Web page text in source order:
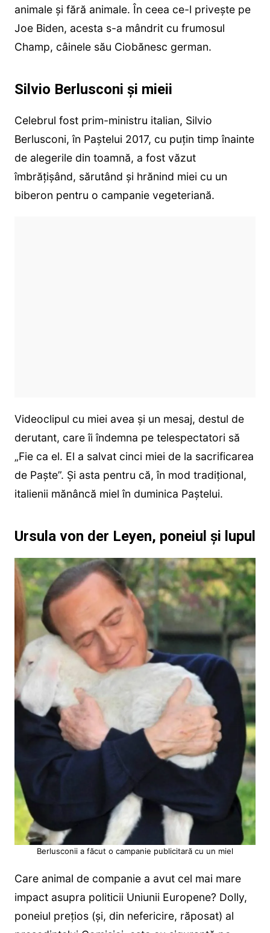
animale și fără animale. În ceea ce-l privește pe
Joe Biden, acesta s-a mândrit cu frumosul
Champ, câinele său Ciobănesc german.
Silvio Berlusconi și mieii
Celebrul fost prim-ministru italian, Silvio
Berlusconi, în Paștelui 2017, cu puțin timp înainte
de alegerile din toamnă, a fost văzut
îmbrățișând, sărutând și hrănind miei cu un
biberon pentru o campanie vegeteriană.
Videoclipul cu miei avea și un mesaj, destul de
derutant, care îi îndemna pe telespectatori să
„Fie ca el. El a salvat cinci miei de la sacrificarea
de Paște”. Și asta pentru că, în mod tradițional,
italienii mănâncă miel în duminica Paștelui.
Ursula von der Leyen, poneiul și lupul
Berlusconii a făcut o campanie publicitară cu un miel
Care animal de companie a avut cel mai mare
impact asupra politicii Uniunii Europene? Dolly,
poneiul prețios (și, din nefericire, răposat) al